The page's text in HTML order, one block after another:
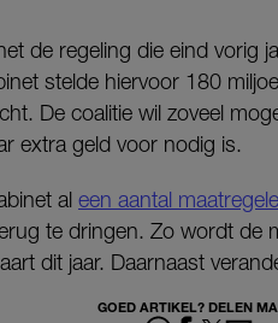
de regeling die eind vorig
stelde hiervoor 180
De coalitie wil zoveel
extra geld voor nodig is.
al een aantal
te dringen. Zo wordt de
dit jaar. Daarnaast
GOED ARTIKEL? DELEN